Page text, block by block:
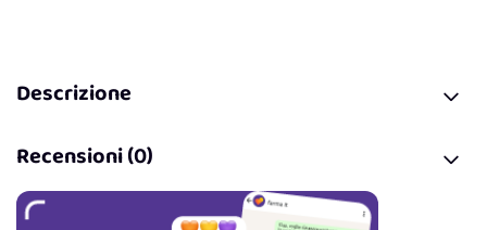
Descrizione
Recensioni (0)